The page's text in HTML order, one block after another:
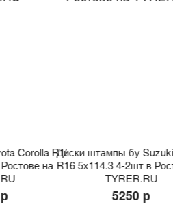
Corolla R16
на
Диски штампы бу
R16 5x114.3 4-2шт в
TYRER.RU
5250 р